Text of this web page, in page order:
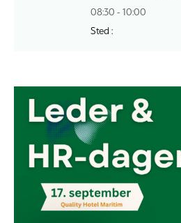
08:30 - 10:00
Sted :